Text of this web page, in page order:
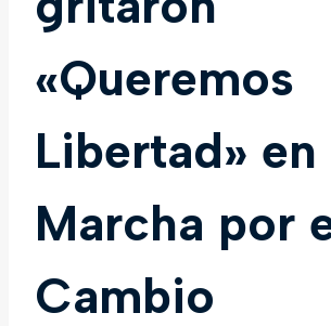
«Queremos
Libertad» en
Marcha por
Cambio